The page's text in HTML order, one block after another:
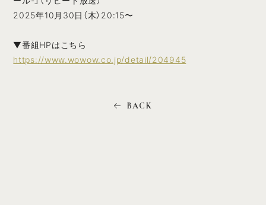
2025年10月30日（木）20:15〜
▼番組HPはこちら
https://www.wowow.co.jp/detail/204945